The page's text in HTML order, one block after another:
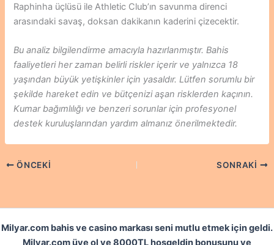
Raphinha üçlüsü ile Athletic Club’ın savunma direnci
arasındaki savaş, doksan dakikanın kaderini çizecektir.
Bu analiz bilgilendirme amacıyla hazırlanmıştır. Bahis
faaliyetleri her zaman belirli riskler içerir ve yalnızca 18
yaşından büyük yetişkinler için yasaldır. Lütfen sorumlu bir
şekilde hareket edin ve bütçenizi aşan risklerden kaçının.
Kumar bağımlılığı ve benzeri sorunlar için profesyonel
destek kuruluşlarından yardım almanız önerilmektedir.
ÖNCEKI SONRAKI
Milyar.com bahis ve casino markası seni mutlu etmek için geldi.
Milyar.com üye ol ve 8000TL hoşgeldin bonusunu ve